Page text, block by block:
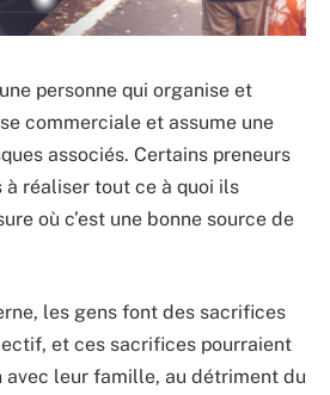
personne qui organise et
commerciale et assume une
associés. Certains preneurs
à réaliser tout ce à quoi ils
où c’est une bonne source de
les gens font des sacrifices
et ces sacrifices pourraient
leur famille, au détriment du